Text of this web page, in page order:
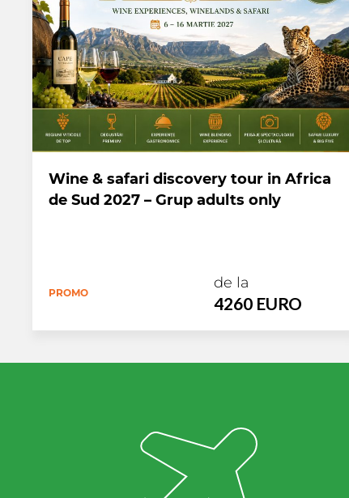
Wine & safari discovery tour in Africa
de Sud 2027 – Grup adults only
PROMO
de la
4260 EURO